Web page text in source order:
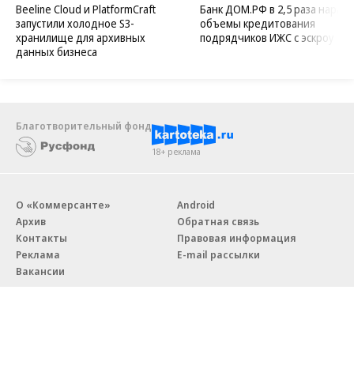
Beeline Cloud и PlatformCraft
запустили холодное S3-
хранилище для архивных
данных бизнеса
Банк ДОМ.РФ в 2,5 раза
объемы кредитования
подрядчиков ИЖС с эскроу
Благотворительный фонд
18+ реклама
О «Коммерсанте»
Архив
Контакты
Реклама
Вакансии
Android
Обратная связь
Правовая информация
E-mail рассылки